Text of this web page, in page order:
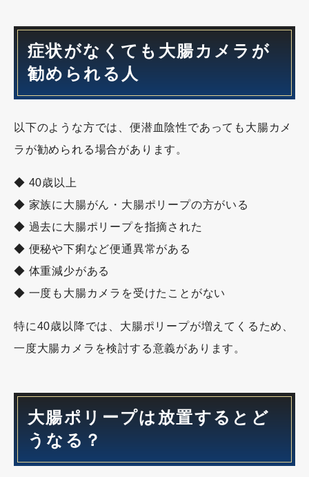
症状がなくても大腸カメラが
勧められる人
以下のような方では、便潜血陰性であっても大腸カメ
ラが勧められる場合があります。
◆ 40歳以上
◆ 家族に大腸がん・大腸ポリープの方がいる
◆ 過去に大腸ポリープを指摘された
◆ 便秘や下痢など便通異常がある
◆ 体重減少がある
◆ 一度も大腸カメラを受けたことがない
特に40歳以降では、大腸ポリープが増えてくるため、
一度大腸カメラを検討する意義があります。
大腸ポリープは放置するとど
うなる？